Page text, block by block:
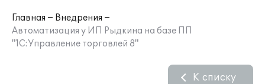
Главная
Внедрения
Автоматизация у ИП Рыдкина на базе ПП
"1С:Управление торговлей 8"
К списку